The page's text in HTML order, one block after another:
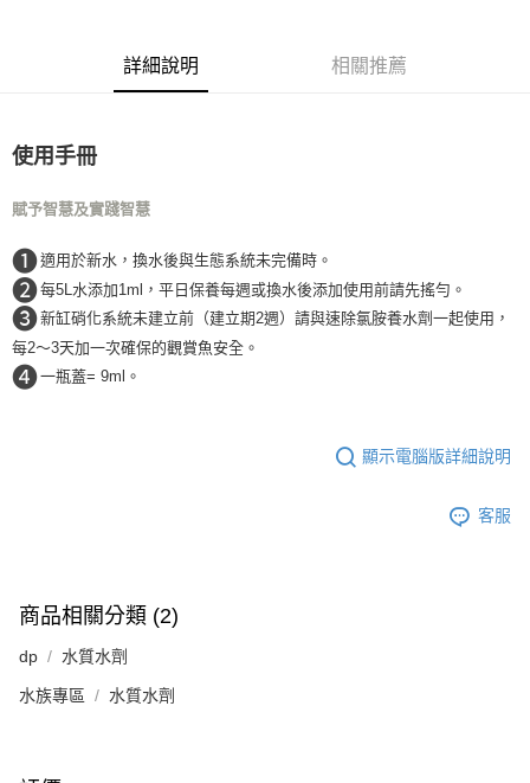
付款後門市自取
詳細說明 相關推薦
使用手冊
賦予智慧及實踐智慧
❶適用於新水，換水後與生態系統未完備時。
❷每5L水添加1ml，平日保養每週或換水後添加使用前請先搖勻。
❸新缸硝化系統未建立前（建立期2週）請與速除氯胺養水劑一起使用，
每2〜3天加一次確保的觀賞魚安全。
❹一瓶蓋= 9ml。
顯示電腦版詳細說明
客服
商品相關分類 (2)
dp 水質水劑
水族專區 水質水劑